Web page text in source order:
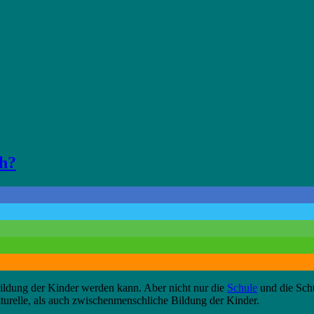
der Kinder werden kann. Aber nicht nur die Schule und die
als auch zwischenmenschliche Bildung der Kinder.